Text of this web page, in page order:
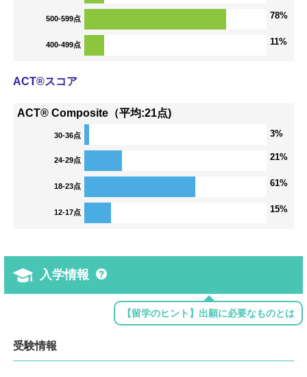
500-599点 78%
400-499点 11%
ACT®スコア
ACT® Composite（平均:21点)
30-36点 3%
24-29点 21%
18-23点 61%
12-17点 15%
入学情報
【留学のヒント】出願に必要なものとは
受験情報